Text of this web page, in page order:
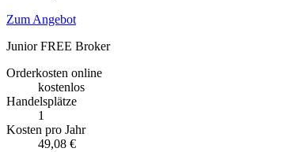
Zum Angebot
Junior FREE Broker
Orderkosten online
kostenlos
Handelsplätze
1
Kosten pro Jahr
49,08 €